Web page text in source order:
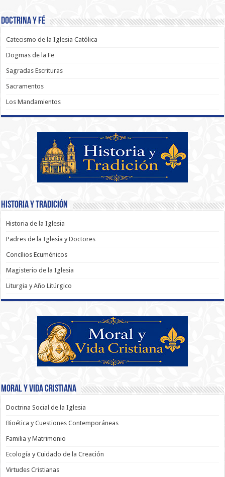
Doctrina y Fé
Catecismo de la Iglesia Católica
Dogmas de la Fe
Sagradas Escrituras
Sacramentos
Los Mandamientos
Historia y Tradición
Historia de la Iglesia
Padres de la Iglesia y Doctores
Concílios Ecuménicos
Magisterio de la Iglesia
Liturgia y Año Litúrgico
Moral y Vida Cristiana
Doctrina Social de la Iglesia
Bioética y Cuestiones Contemporáneas
Familia y Matrimonio
Ecología y Cuidado de la Creación
Virtudes Cristianas